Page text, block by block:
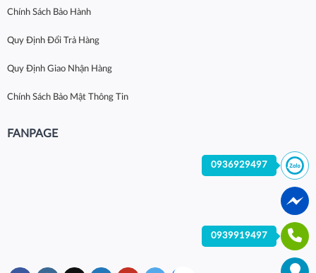
Chính Sách Bảo Hành
Quy Định Đổi Trả Hàng
Quy Định Giao Nhận Hàng
Chính Sách Bảo Mật Thông Tin
FANPAGE
0936929497
0939919497